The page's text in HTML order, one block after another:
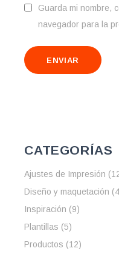
Guarda mi nombre,
navegador para la
ENVIAR
CATEGORÍAS
Ajustes de Impresión
Diseño y maquetación
Inspiración (9)
Plantillas (5)
Productos (12)